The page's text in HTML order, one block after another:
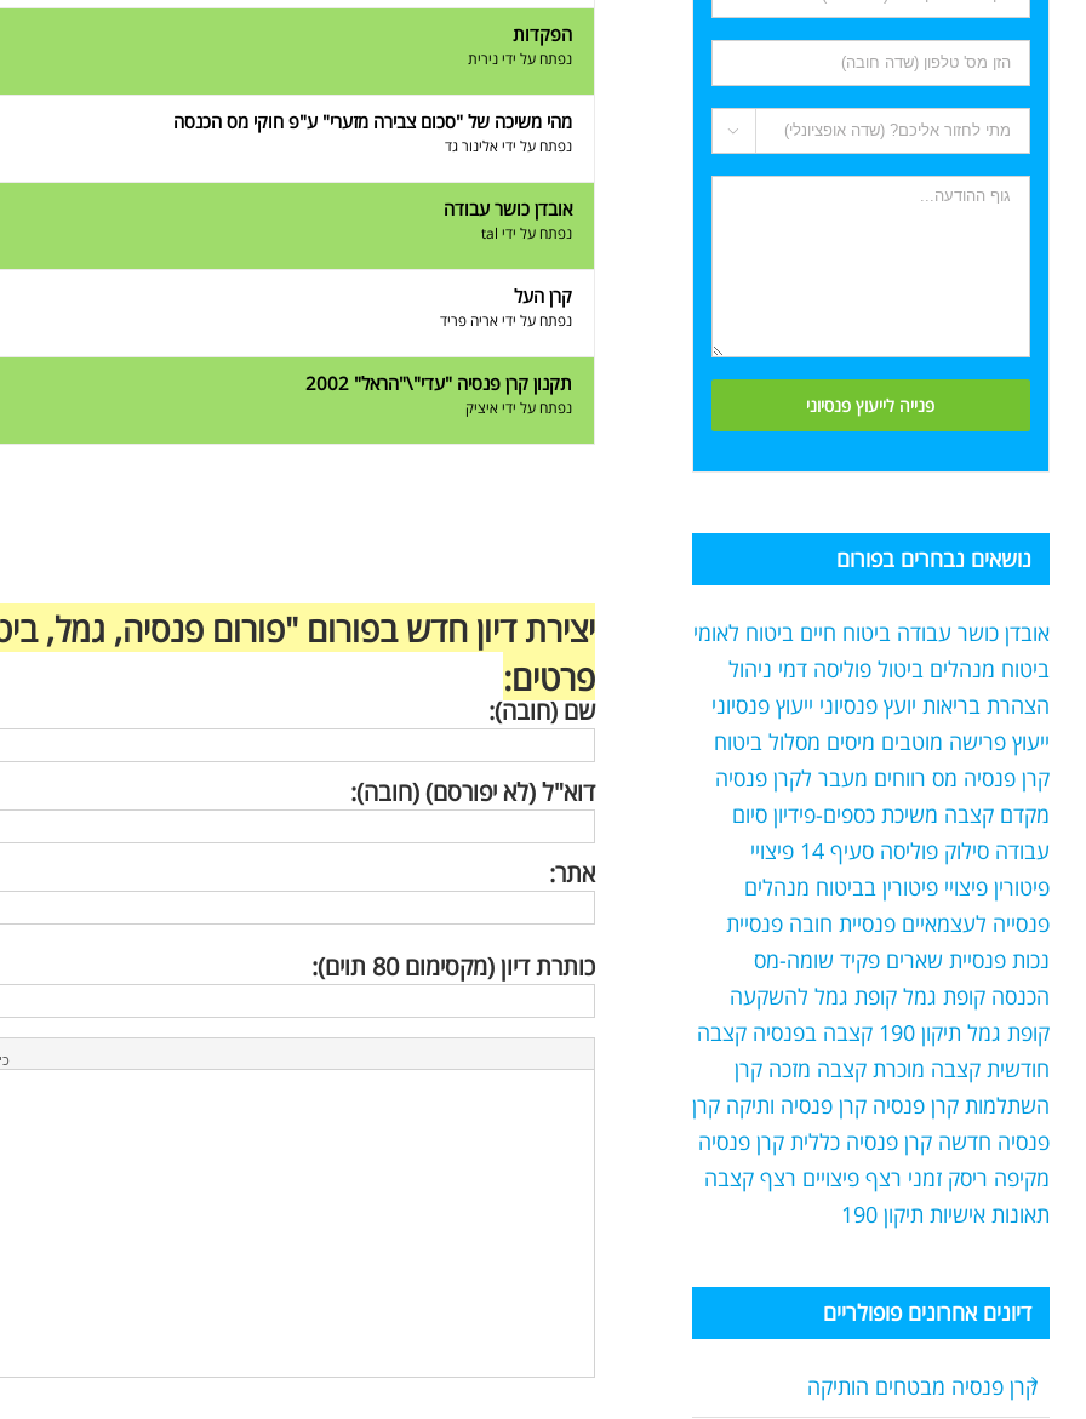
הפקדות
נפתח על ידינירית
מהי משיכה של "סכום צבירה מזערי" ע"פ חוקי מס הכנסה
נפתח על ידיאלינור גד
אובדן כושר עבודה
נפתח על ידי tal
קרן העל
נפתח על ידיאריה פריד
תקנון קרן פנסיה "עדי"\"הראל" 2002
נפתח על ידיאיציק
יצירת דיון חדש בפורום "פורום פנסיה, גמל,
פרטים:
שם (חובה):
דוא"ל (לא יפורסם) (חובה):
אתר:
כותרת דיון (מקסימום 80 תוים):

נושאים נבחרים בפורום
אובדן כושר עבודה ביטוח חיים ביטוח לאומי
ביטוח מנהלים ביטול פוליסה דמי ניהול
הצהרת בריאות יועץ פנסיוני ייעוץ פנסיוני
ייעוץ פרישה מוטבים מיסים מסלול ביטוח
קרן פנסיה מס רווחים מעבר לקרן פנסיה
מקדם קצבה משיכת כספים-פידיון סיום
עבודה סילוק פוליסה סעיף 14
פיצויי
פיטורין פיצויי פיטורין בביטוח מנהלים
פנסייה לעצמאיים פנסיית חובה פנסיית
נכות פנסיית שארים פקיד שומה-מס
הכנסה קופת גמל קופת גמל להשקעה
קופת גמל תיקון 190
קצבה בפנסיה קצבה
חודשית קצבה מוכרת קצבה מזכה קרן
השתלמות קרן פנסיה קרן פנסיה ותיקה קרן
פנסיה חדשה קרן פנסיה כללית קרן פנסיה
מקיפה ריסק זמני רצף פיצויים רצף קצבה
תאונות אישיות תיקון 190
דיונים אחרונים פופולריים
קרן פנסיה מבטחים הותיקה